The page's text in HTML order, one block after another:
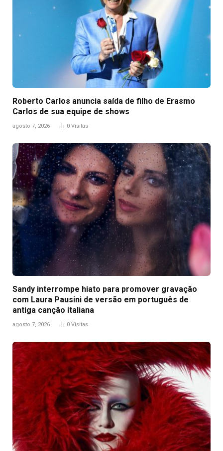
Roberto Carlos anuncia saída de filho de Erasmo
Carlos de sua equipe de shows
agosto 7, 2026 0 Visitas
Sandy interrompe hiato para promover gravação
com Laura Pausini de versão em português de
antiga canção italiana
agosto 7, 2026 0 Visitas